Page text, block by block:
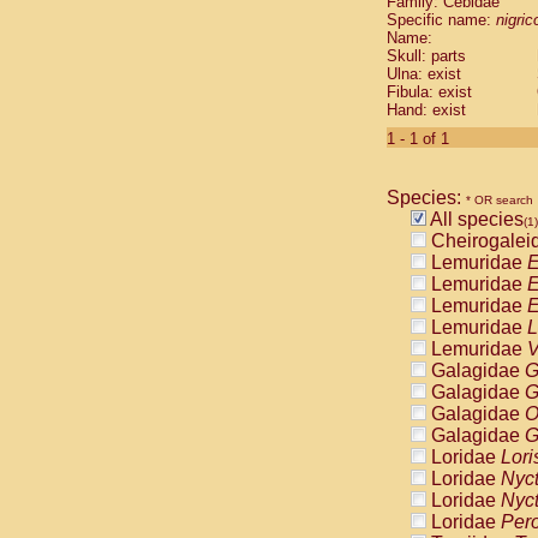
Cebidae
Cebidae
Cebidae
Cebidae
Cebidae
Cebidae
Cebidae
Cebidae
Cebidae
Cebidae
Cebidae
Cebidae
Atelidae
Atelidae
Atelidae
Atelidae
Atelidae
Atelidae
Atelidae
Atelidae
Atelidae
Atelidae
Pitheciidae
Specific name:
Name:
Skull: parts
Ulna: exist
Fibula: exist
Hand: exist
1 - 1 of 1
Species: * OR search
All species(1)
Lemuridae
Lemuridae
Lemuridae
Lemuridae
Lemuridae
Galagidae
Galagidae
Galagidae
Galagidae
Loridae
Loridae
Loridae
Loridae